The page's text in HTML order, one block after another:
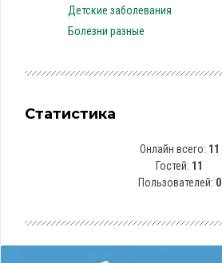
Детские заболевания
Болезни разные
Статистика
Онлайн всего: 11
Гостей: 11
Пользователей: 0